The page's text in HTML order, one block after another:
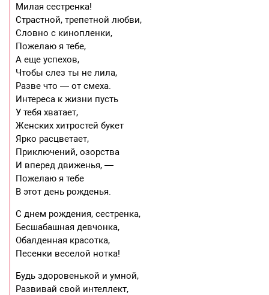
Милая сестренка!
Страстной, трепетной любви,
Словно с кинопленки,
Пожелаю я тебе,
А еще успехов,
Чтобы слез ты не лила,
Разве что — от смеха.
Интереса к жизни пусть
У тебя хватает,
Женских хитростей букет
Ярко расцветает,
Приключений, озорства
И вперед движенья, —
Пожелаю я тебе
В этот день рожденья.
С днем рождения, сестренка,
Бесшабашная девчонка,
Обалденная красотка,
Песенки веселой нотка!
Будь здоровенькой и умной,
Развивай свой интеллект,